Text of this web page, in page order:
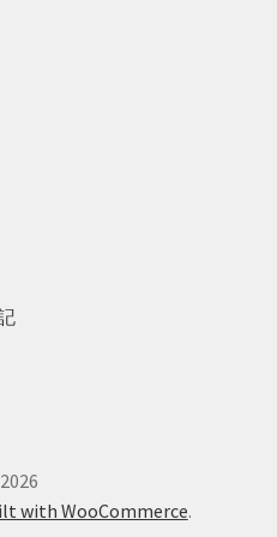
with WooCommerce.